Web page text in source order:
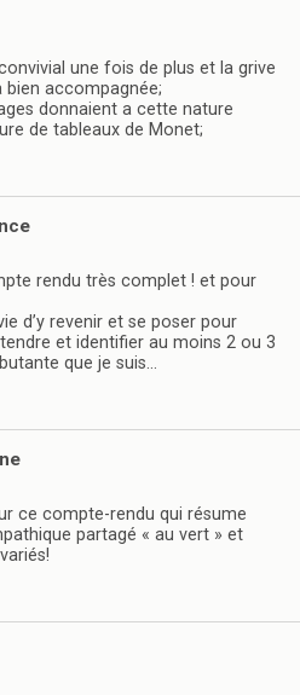
une fois de plus et la grive
bien accompagnée;
donnaient a cette nature
de tableaux de Monet;
rendu très complet ! et pour
d’y revenir et se poser pour
et identifier au moins 2 ou 3
que je suis…
ce compte-rendu qui résume
partagé « au vert » et